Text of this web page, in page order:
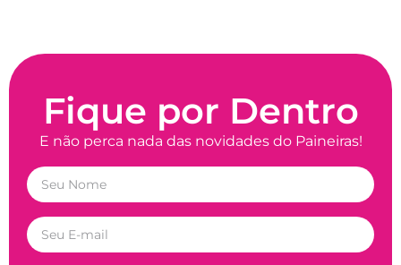
Fique por Dentro
E não perca nada das novidades do Paineiras!